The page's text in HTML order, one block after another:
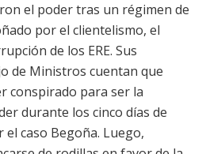
el poder tras un régimen de
por el clientelismo, el
de los ERE. Sus
de Ministros cuentan que
conspirado para ser la
durante los cinco días de
caso Begoña. Luego,